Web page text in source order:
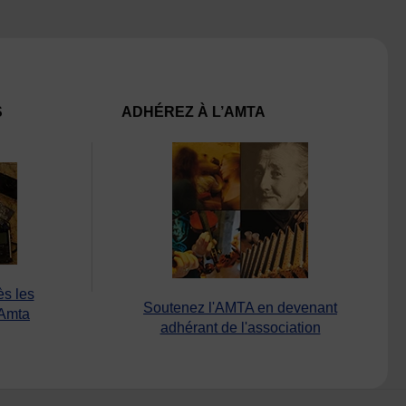
les
ADHÉREZ À L’AMTA
Soutenez l'AMTA en devenant
adhérant de l'association